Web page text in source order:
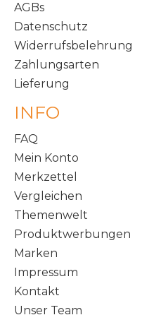
AGBs
Datenschutz
Widerrufsbelehrung
Zahlungsarten
Lieferung
INFO
FAQ
Mein Konto
Merkzettel
Vergleichen
Themenwelt
Produktwerbungen
Marken
Impressum
Kontakt
Unser Team